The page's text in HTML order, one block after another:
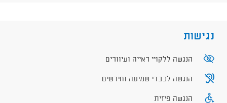
נגישות
הנגשה ללקויי ראייה ועיוורים
הנגשה לכבדי שמיעה וחירשים
הנגשה פיזית